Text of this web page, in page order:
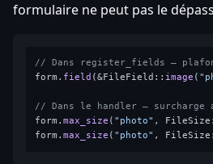
formulaire ne peut pas le
// Dans register_fields —
form. field (&FileField:: image (
// Dans le handler — surcharge
form.max_size ( "photo" ,
form.max_size ( "photo" ,